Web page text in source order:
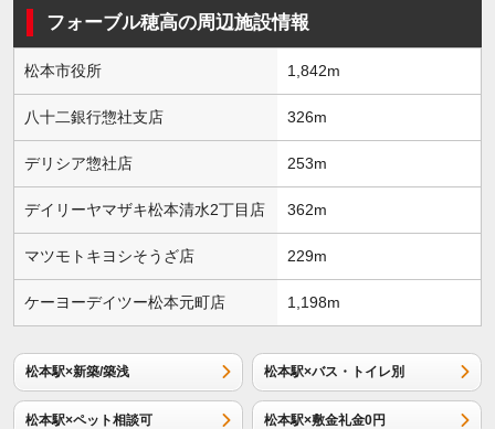
フォーブル穂高の周辺施設情報
松本市役所 1,842m
八十二銀行惣社支店 326m
デリシア惣社店 253m
デイリーヤマザキ松本清水2丁目店 362m
マツモトキヨシそうざ店 229m
ケーヨーデイツー松本元町店 1,198m
松本駅×新築/築浅 松本駅×バス・トイレ別
松本駅×ペット相談可 松本駅×敷金礼金0円